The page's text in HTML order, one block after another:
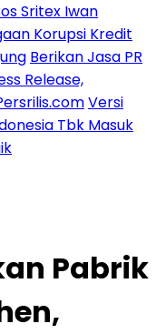
Sritex Iwan
Korupsi Kredit
Berikan Jasa PR
Release,
Versi
Tbk Masuk
Pabrik